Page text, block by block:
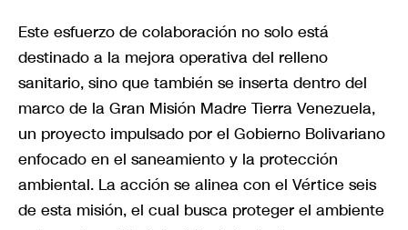
Este esfuerzo de colaboración no solo está
destinado a la mejora operativa del relleno
sanitario, sino que también se inserta dentro del
marco de la Gran Misión Madre Tierra Venezuela,
un proyecto impulsado por el Gobierno Bolivariano
enfocado en el saneamiento y la protección
ambiental. La acción se alinea con el Vértice seis
de esta misión, el cual busca proteger el ambiente